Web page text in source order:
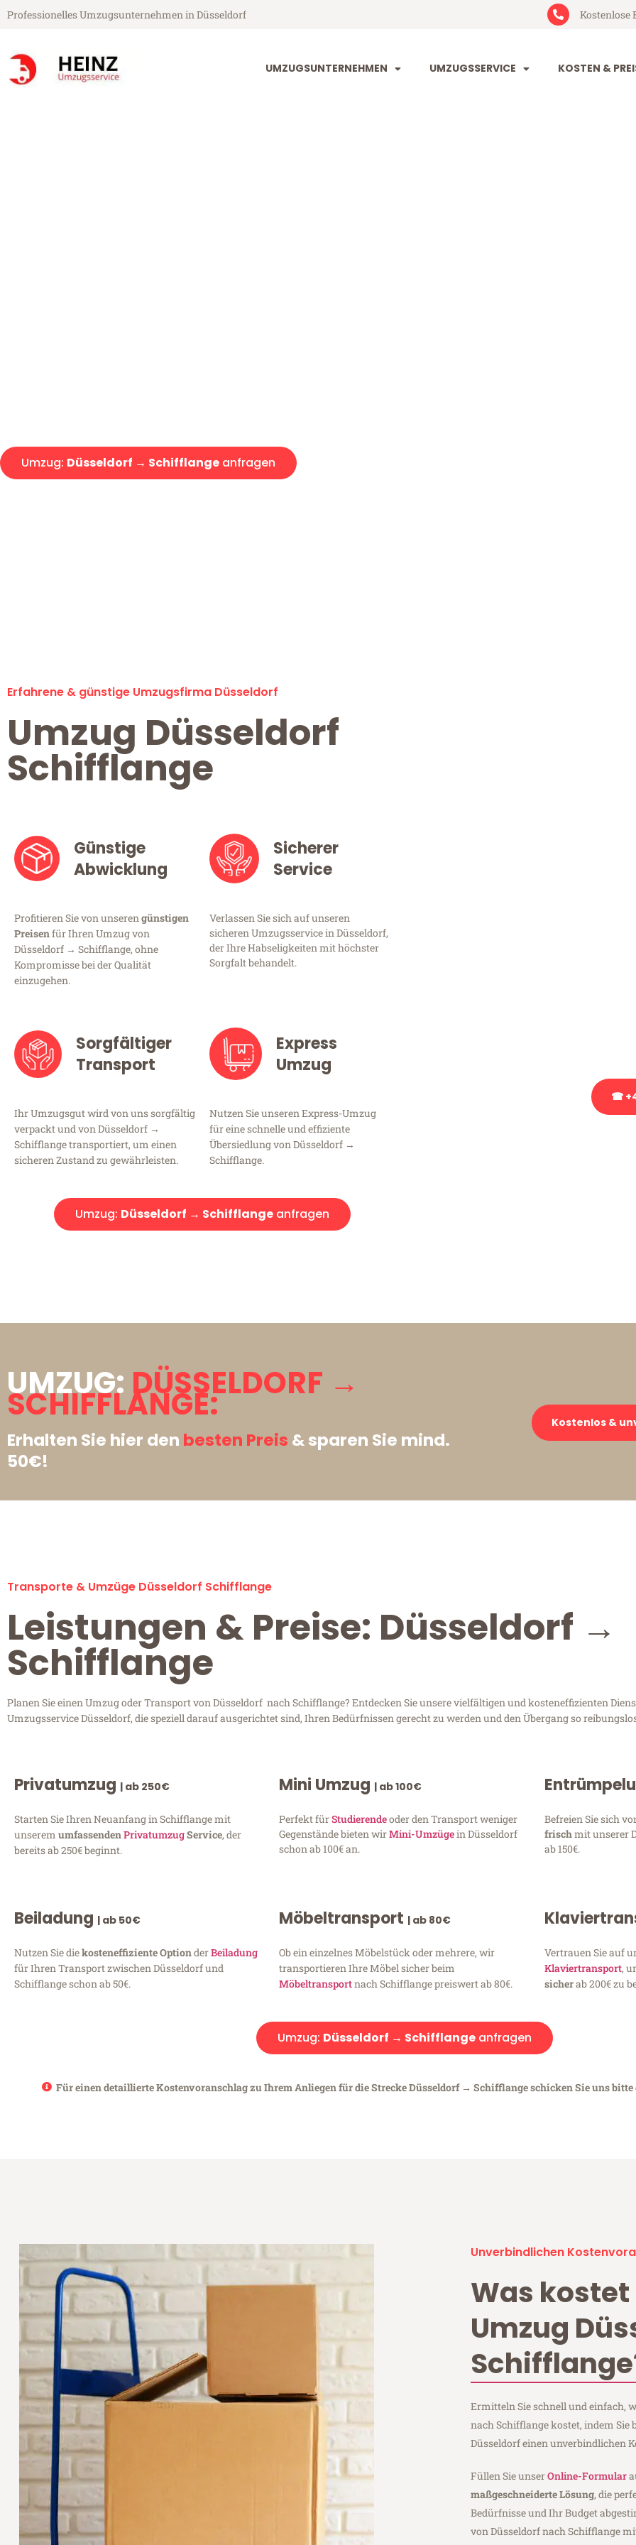
Professionelles Umzugsunternehmen in Düsseldorf Kostenlose
UMZUGSUNTERNEHMEN UMZUGSSERVICE KOSTEN &
Umzug: Düsseldorf → Schifflange anfragen
Erfahrene & günstige Umzugsfirma Düsseldorf
Umzug Düsseldorf
Schifflange
Günstige
Abwicklung
Profitieren Sie von unserengünstigen
Preisenfür Ihren Umzug von
Düsseldorf → Schifflange, ohne
Kompromisse bei der Qualität
einzugehen.
Sicherer
Service
Verlassen Sie sich auf unseren
sicheren Umzugsservice in Düsseldorf,
der Ihre Habseligkeiten mit höchster
Sorgfalt behandelt.
Sorgfältiger
Transport
Ihr Umzugsgut wird von uns sorgfältig
verpackt und von Düsseldorf →
Schifflange transportiert, um einen
sicheren Zustand zu gewährleisten.
Express
Umzug
Nutzen Sie unseren Express-Umzug
für eine schnelle und effiziente
Übersiedlung von Düsseldorf →
Schifflange.
Umzug: Düsseldorf → Schifflange anfragen
☎
UMZUG: DÜSSELDORF →
SCHIFFLANGE:
Erhalten Sie hier den besten Preis & sparen Sie mind.
50€!
Kostenlos &
Transporte & Umzüge Düsseldorf Schifflange
Leistungen & Preise: Düsseldorf →
Schifflange
Planen Sie einen Umzug oder Transport von Düsseldorf nach Schifflange? Entdecken Sie unsere vielfältigen und kosteneffizienten
Umzugsservice Düsseldorf, die speziell darauf ausgerichtet sind, Ihren Bedürfnissen gerecht zu werden und den Übergang so
Privatumzug | ab 250€
Starten Sie Ihren Neuanfang in Schifflange mit
unserem umfassendenPrivatumzugService, der
bereits ab 250€ beginnt.
Mini Umzug | ab 100€
Perfekt fürStudierendeoder den Transport weniger
Gegenstände bieten wirMini-Umzügein Düsseldorf
schon ab 100€ an.
Befreien Sie sich
frischmit unserer
ab 150€.
Beiladung | ab 50€
Nutzen Sie diekosteneffiziente OptionderBeiladung
für Ihren Transport zwischen Düsseldorf und
Schifflange schon ab 50€.
Möbeltransport | ab 80€
Ob ein einzelnes Möbelstück oder mehrere, wir
transportieren Ihre Möbel sicher beim
Möbeltransportnach Schifflange preiswert ab 80€.
Vertrauen Sie auf
Klaviertransport,
sicherab 200€ zu
Umzug: Düsseldorf → Schifflange anfragen
Für einen detaillierte Kostenvoranschlag zu Ihrem Anliegen für die Strecke Düsseldorf → Schifflange schicken Sie uns
Unverbindlichen
Was kostet
Umzug
Ermitteln Sie schnell und einfach,
nach Schifflange kostet, indem Sie
Düsseldorf einen unverbindlichen
Füllen Sie unserOnline-Formular
maßgeschneiderte Lösung, die
Bedürfnisse und Ihr Budget
von Düsseldorf nach Schifflange